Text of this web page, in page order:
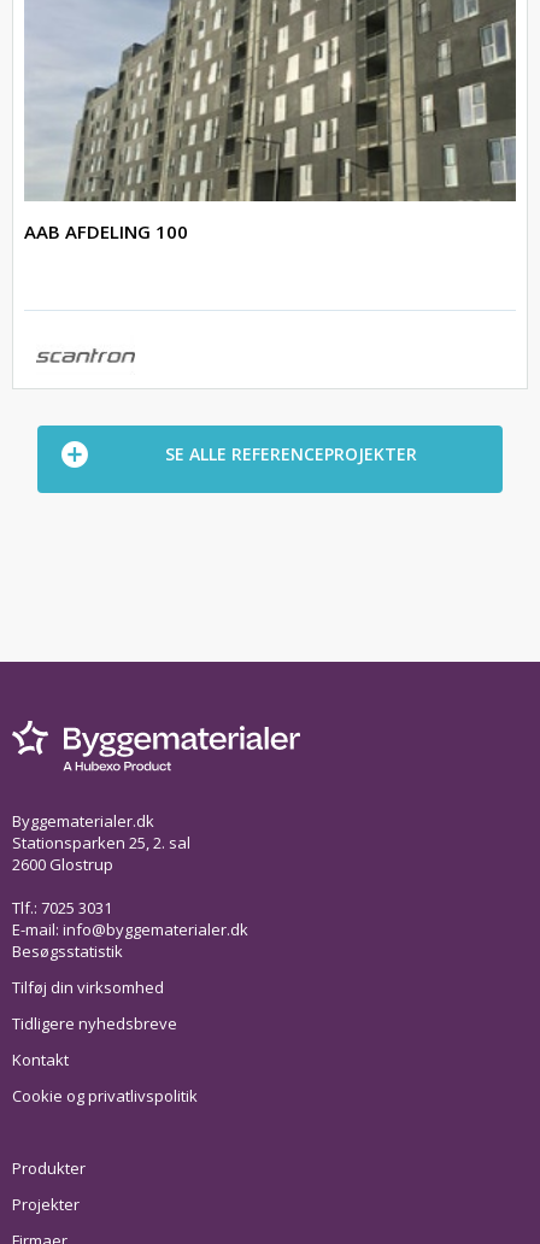
AAB AFDELING 100
SE ALLE REFERENCEPROJEKTER
Byggematerialer.dk
Stationsparken 25, 2. sal
2600 Glostrup
Tlf.: 7025 3031
E-mail: info@byggematerialer.dk
Besøgsstatistik
Tilføj din virksomhed
Tidligere nyhedsbreve
Kontakt
Cookie og privatlivspolitik
Produkter
Projekter